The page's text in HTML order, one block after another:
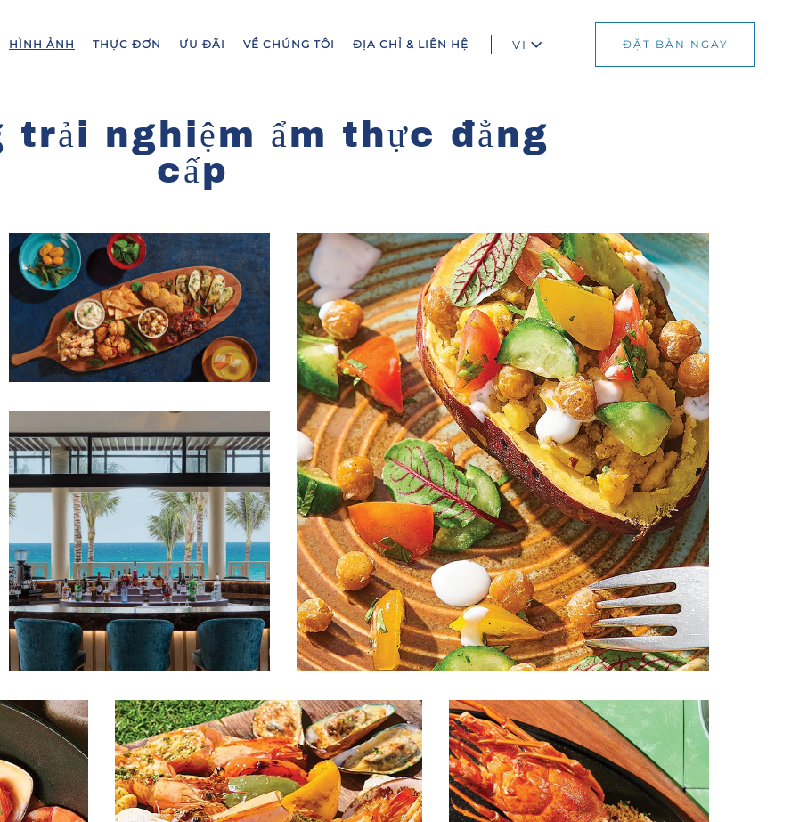
HÌNH ẢNH THỰC ĐƠN ƯU ĐÃI VỀ CHÚNG TÔI ĐỊA CHỈ & LIÊN HỆ VI ĐẶT BÀN NGAY
trải nghiệm ẩm thực đẳng
cấp